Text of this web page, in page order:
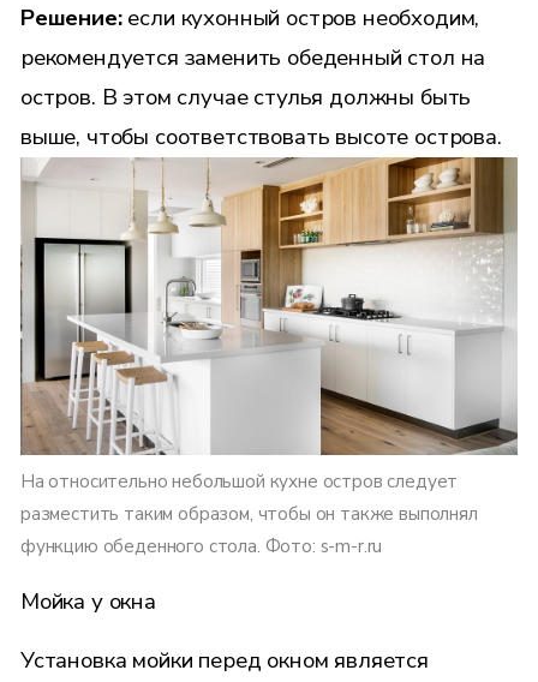
Решение:если кухонный остров необходим,
рекомендуется заменить обеденный стол на
остров. В этом случае стулья должны быть
выше, чтобы соответствовать высоте острова.
На относительно небольшой кухне остров следует
разместить таким образом, чтобы он также выполнял
функцию обеденного стола. Фото: s-m-r.ru
Мойка у окна
Установка мойки перед окном является